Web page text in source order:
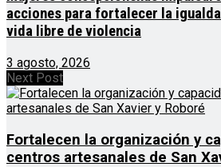
acciones para fortalecer la
vida libre de violencia
3 agosto, 2026
Next Post
Fortalecen la organización y
centros artesanales de San